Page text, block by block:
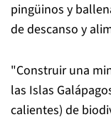
pingüinos y
de descanso y
"Construir una
las Islas
calientes) de